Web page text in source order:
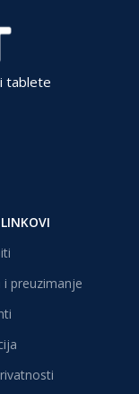
tablete
i preuzimanje